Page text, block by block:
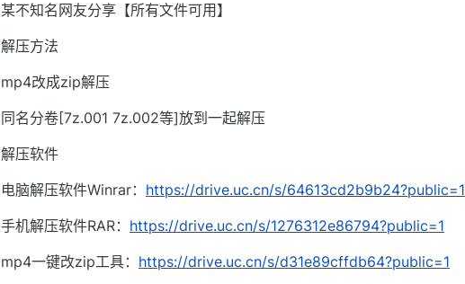
某不知名网友分享【所有文件可用】
解压方法
mp4改成zip解压
同名分卷[7z.001 7z.002等]放到一起解压
解压软件
电脑解压软件Winrar： https://drive.uc.cn/s/64613cd2b9b24?public=1
手机解压软件RAR： https://drive.uc.cn/s/1276312e86794?public=1
mp4一键改zip工具： https://drive.uc.cn/s/d31e89cffdb64?public=1